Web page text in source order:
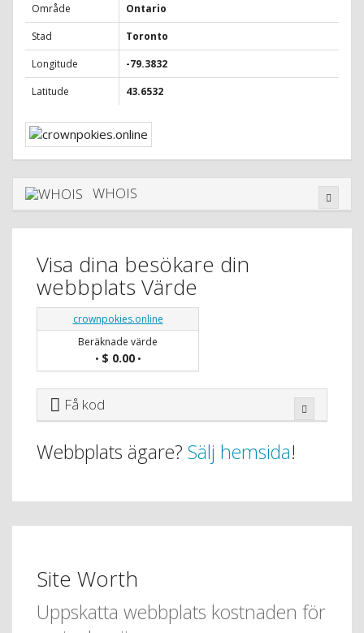
Område
Ontario
Stad
Toronto
Longitude
-79.3832
Latitude
43.6532
WHOIS
Visa dina besökare din
webbplats Värde
crownpokies.online
Beräknade värde
• $ 0.00•
Få kod
Webbplats ägare? Sälj hemsida!
Site Worth
Uppskatta webbplats kostnaden för